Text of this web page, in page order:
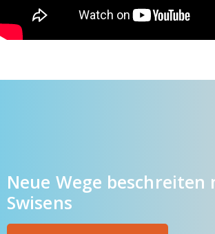
Neue Wege beschreiten
Swisens